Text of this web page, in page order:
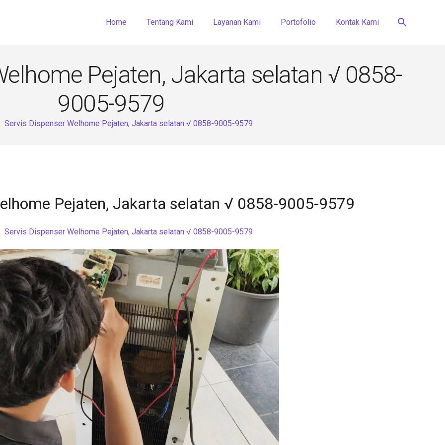
Home Tentang Kami Layanan Kami Portofolio Kontak Kami search
Pejaten, Jakarta selatan √ 0858-
9005-9579
Servis Dispenser Welhome Pejaten, Jakarta selatan √ 0858-9005-9579
Pejaten, Jakarta selatan √ 0858-9005-9579
Servis Dispenser Welhome Pejaten, Jakarta selatan √ 0858-9005-9579